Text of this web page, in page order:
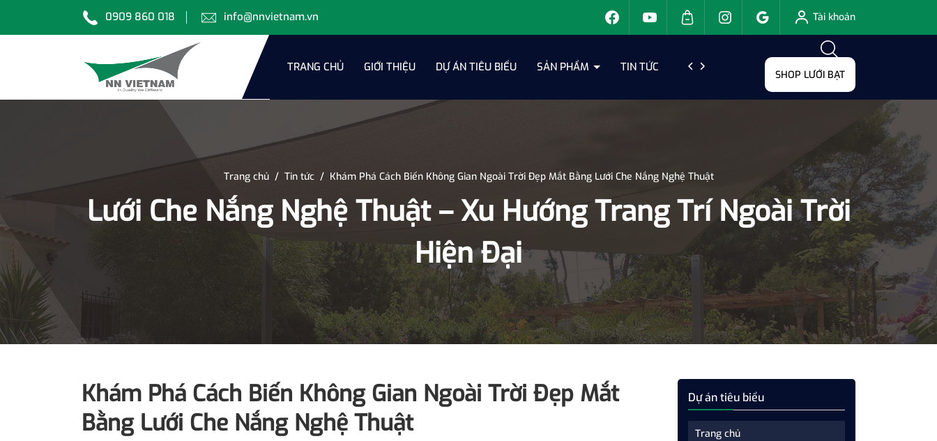
0909 860 018 info@nnvietnam.vn Tài khoản
TRANG CHỦ GIỚI THIỆU DỰ ÁN TIÊU BIỂU SẢN PHẨM TIN TỨC LIÊN HỆ
SHOP LƯỚI BẠT
Trang chủ / Tin tức / Khám Phá Cách Biến Không Gian Ngoài Trời Đẹp Mắt Bằng Lưới Che Nắng Nghệ Thuật
Lưới Che Nắng Nghệ Thuật – Xu Hướng Trang Trí Ngoài Trời
Hiện Đại
Khám Phá Cách Biến Không Gian Ngoài Trời Đẹp Mắt
Bằng Lưới Che Nắng Nghệ Thuật
Dự án tiêu biểu
Trang chủ